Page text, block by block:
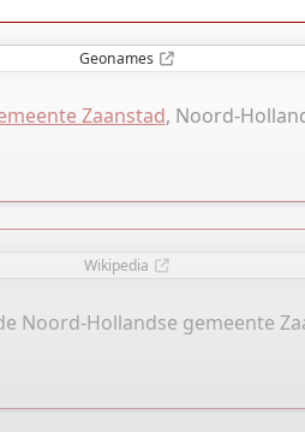
Geonames
Zaanstad, Noord-
Wikipedia
Noord-Hollandse gemeente